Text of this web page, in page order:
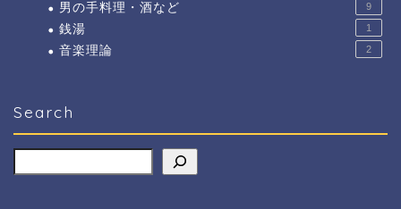
男の手料理・酒など 9
銭湯 1
音楽理論 2
Search